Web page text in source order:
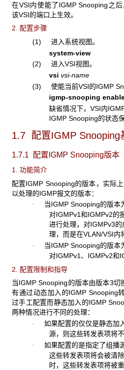
在VSI内使能了IGMP Snooping之
该VSI的端口上生效。
2. 配置步骤
(1) 进入系统视图。
system-view
(2) 进入VSI视图。
vsi vsi-name
(3) 使能当前VSI的IGMP
igmp-snooping
缺省情况下，VSI内
IGMP Snooping的状态
1.7 配置IGMP Snooping
1.7.1 配置IGMP Snooping版本
1. 功能简介
配置IGMP Snooping的版本，实际
以处理的IGMP报文的版本：
· 当IGMP Snooping的版本
对IGMPv1和IGMPv2的
进行处理，对IGMPv3
理，而是在VLAN/VSI内
· 当IGMP Snooping的版本
对IGMPv1、IGMPv2和
2. 配置限制和指导
当IGMP Snooping的版本由版本3切
有通过动态加入的IGMP Snooping
过手工配置而静态加入的IGMP
两种情况进行不同的处理：
· 如果配置的仅仅是静态加
源，则这些转发表项将不
· 如果配置的是指定了组播
这些转发表项将会被清
时，这些转发表项将被